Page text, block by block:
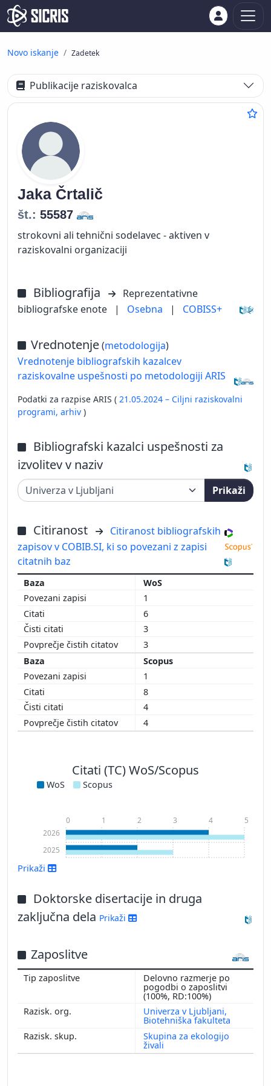
Novo iskanje Zadetek
Publikacije raziskovalca
Jaka Črtalič
št.: 55587
strokovni ali tehnični sodelavec - aktiven v
raziskovalni organizaciji
Bibliografija
Reprezentativne
bibliografske enote
| Osebna | COBISS+
Vrednotenje(metodologija)
Vrednotenje bibliografskih kazalcev
raziskovalne uspešnosti po metodologiji ARIS
Podatki za razpise ARIS ( 21.05.2024 – Ciljni raziskovalni
programi, arhiv )
Bibliografski kazalci uspešnosti za
izvolitev v naziv
Prikaži
Citiranost
Citiranost bibliografskih
zapisov v COBIB.SI, ki so povezani z zapisi
citatnih baz
WoS
1
6
3
3
Scopus
1
8
4
4
Citati (TC) WoS/Scopus
WoS Scopus
2025
2026
0 1 2 3 4 5
Prikaži več
Prikaži
Doktorske disertacije in druga
zaključna dela Prikaži
Zaposlitve
Delovno razmerje po
pogodbi o zaposlitvi
(100%, RD:100%)
Univerza v Ljubljani,
Biotehniška fakulteta
Skupina za ekologijo
živali